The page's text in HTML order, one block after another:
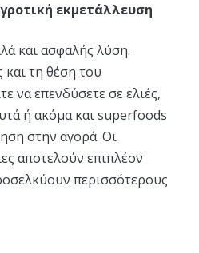
εκμετάλλευση
και ασφαλής λύση.
και τη θέση του
να επενδύσετε σε ελιές,
ή ακόμα και superfoods
στην αγορά. Οι
αποτελούν επιπλέον
περισσότερους